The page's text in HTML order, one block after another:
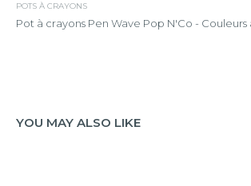
POTS À CRAYONS
Pot à crayons Pen Wave Pop N'Co - Couleurs
YOU MAY ALSO LIKE